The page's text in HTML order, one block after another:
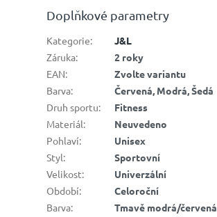
Doplňkové parametry
Kategorie:
J&L
Záruka:
2 roky
EAN:
Zvolte variantu
Barva:
Červená, Modrá, Šedá
Druh sportu:
Fitness
Materiál:
Neuvedeno
Pohlaví:
Unisex
Styl:
Sportovní
Velikost:
Univerzální
Období:
Celoroční
Barva: Tmavě modrá/červená